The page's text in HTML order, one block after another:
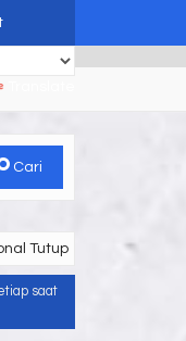
Cari
Tutup
saat